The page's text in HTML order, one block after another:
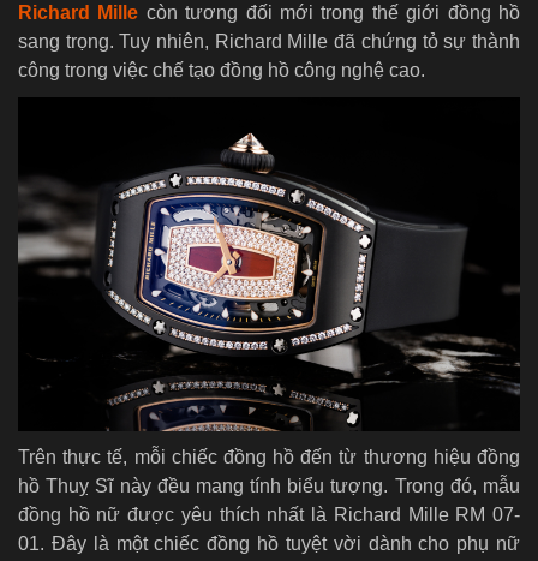
Richard Mille còn tương đối mới trong thế giới đồng hồ
sang trọng. Tuy nhiên, Richard Mille đã chứng tỏ sự thành
công trong việc chế tạo đồng hồ công nghệ cao.
Trên thực tế, mỗi chiếc đồng hồ đến từ thương hiệu đồng
hồ Thuỵ Sĩ này đều mang tính biểu tượng. Trong đó, mẫu
đồng hồ nữ được yêu thích nhất là Richard Mille RM 07-
01. Đây là một chiếc đồng hồ tuyệt vời dành cho phụ nữ